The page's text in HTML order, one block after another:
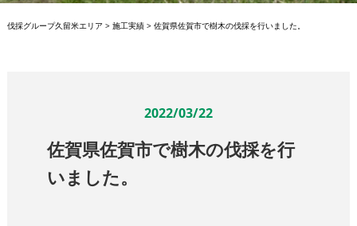
伐採グループ久留米エリア > 施工実績> 佐賀県佐賀市で樹木の伐採を行いました。
2022/03/22
佐賀県佐賀市で樹木の伐採を行
いました。